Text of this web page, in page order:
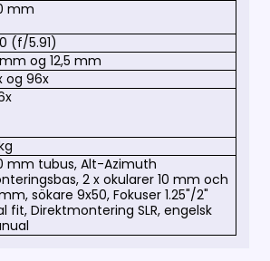
mm
(f/5.91)
og 12,5 mm
og 96x
mm tubus, Alt-Azimuth
2 x okularer 10 mm och
sökare 9x50, Fokuser 1.25"/2"
fit, Direktmontering SLR, engelsk